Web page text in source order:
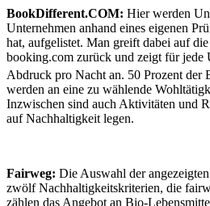
BookDifferent.COM: Hier werden
Unternehmen anhand eines eigenen
hat, aufgelistet. Man greift dabei auf
booking.com zurück und zeigt für jede
Abdruck pro Nacht an. 50 Prozent der
werden an eine zu wählende
Inzwischen sind auch Aktivitäten und
auf Nachhaltigkeit legen.
Fairweg: Die Auswahl der
zwölf Nachhaltigkeitskriterien, die
zählen das Angebot an Bio-